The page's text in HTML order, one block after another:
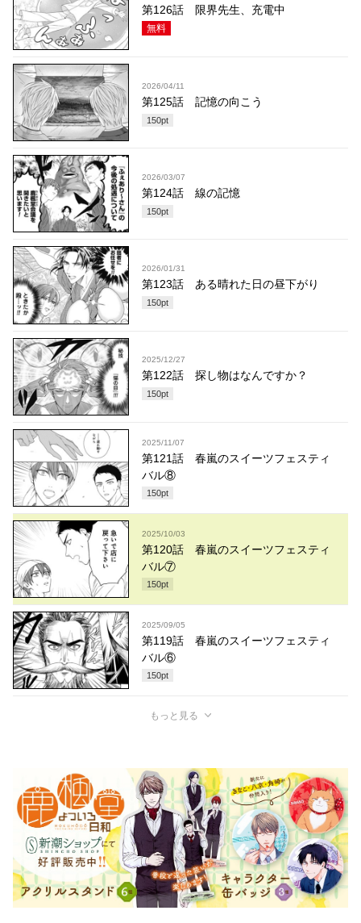
第126話 限界先生、充電中
無料
2026/04/11
第125話 記憶の向こう
150pt
2026/03/07
第124話 線の記憶
150pt
2026/01/31
第123話 ある晴れた日の昼下がり
150pt
2025/12/27
第122話 探し物はなんですか？
150pt
2025/11/07
第121話 春嵐のスイーツフェスティ
バル⑧
150pt
2025/10/03
第120話 春嵐のスイーツフェスティ
バル⑦
150pt
2025/09/05
第119話 春嵐のスイーツフェスティ
バル⑥
150pt
もっと見る